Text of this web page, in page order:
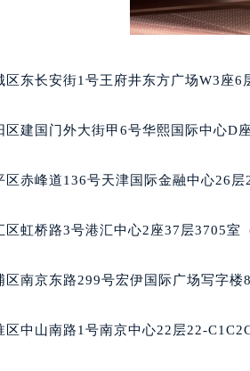
哈尔滨市道里区友谊西路600号
大连市中山区人民路15号国际金
东莞市东城街道鸿福东路1号民盈
南通市崇川区工农路57号圆融广
武汉市江汉区解放大道686号世界
合肥市蜀山区潜山路111号万象城
青岛市南区山东路6号华润大厦B
长春市朝阳区西安大路727号中
区东长安街1号王府井东方广场W3座6
区建国门外大街甲6号华熙国际中心D
区赤峰道136号天津国际金融中心26层
区虹桥路3号港汇中心2座37层3705室
区南京东路299号宏伊国际广场写字楼
区中山南路1号南京中心22层22-